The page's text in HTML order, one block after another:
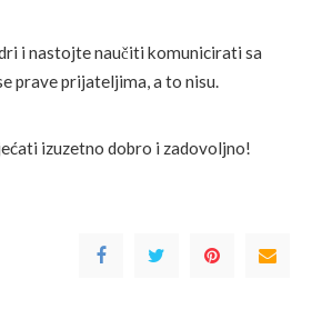
i nastojte naučiti komunicirati sa
prave prijateljima, a to nisu.
izuzetno dobro i zadovoljno!